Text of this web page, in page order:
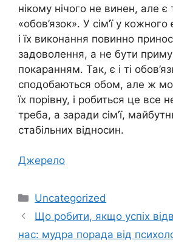
нікому нічого не винен, але є
«обов’язок». У сім’ї у кожного
і їх виконання повинно
задоволення, а не бути
покаранням. Так, є і ті
сподобаються обом, але ж
їх порівну, і робиться це все
треба, а заради сім’ї,
стабільних відносин.
Джерело
Категорії
Uncategorized
Що робити, якщо успіх
нас: мудра порада від